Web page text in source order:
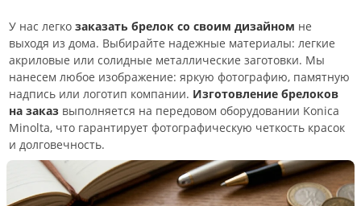
У нас легко заказать брелок со своим дизайном не
выходя из дома. Выбирайте надежные материалы: легкие
акриловые или солидные металлические заготовки. Мы
нанесем любое изображение: яркую фотографию, памятную
надпись или логотип компании. Изготовление брелоков
на заказ выполняется на передовом оборудовании Konica
Minolta, что гарантирует фотографическую четкость красок
и долговечность.